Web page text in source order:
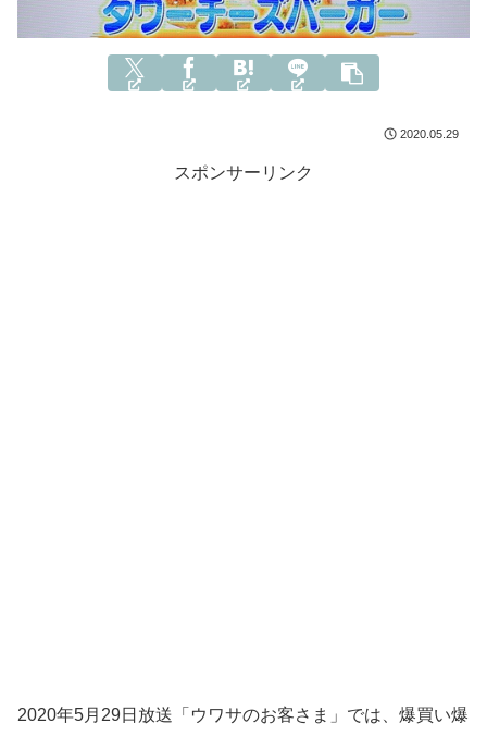
2020.05.29
スポンサーリンク
2020年5月29日放送「ウワサのお客さま」では、爆買い爆